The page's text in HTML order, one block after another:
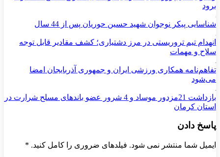
برود
شناسایی پیکر نوجوان شهید حسین حوریان پس از 44 سال
انهدام تیم تروریستی در مرز دشتیاری؛ کشف مقادیر قابل توجه
سلاح و مهمات
تفاهم‌نامه همکاری ورزشی ایران و جمهوری آذربایجان امضا
می‌شود
بازداشت 21مزدور موساد و 4 شرور عضو باندهای مسلح شرارت در
استان کرمان
پاسخ دادن
ایمیل شما منتشر نمی شود. فیلدهای ضروری را کامل کنید. *